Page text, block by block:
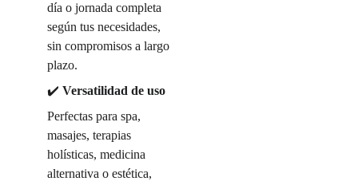
día o jornada completa
según tus necesidades,
sin compromisos a largo
plazo.
✔️ Versatilidad de uso
Perfectas para spa,
masajes, terapias
holísticas, medicina
alternativa o estética,